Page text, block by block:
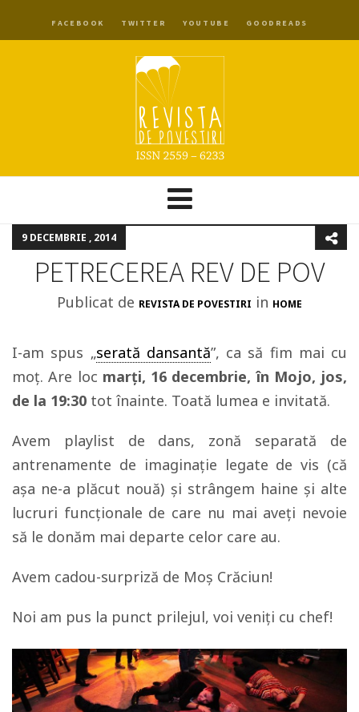
FACEBOOK TWITTER YOUTUBE GOODREADS
9 DECEMBRIE , 2014
PETRECEREA REV DE POV
Publicat de REVISTA DE POVESTIRI in HOME
I-am spus „serată dansantă”, ca să fim mai cu
moț. Are loc marți, 16 decembrie, în Mojo, jos,
de la 19:30 tot înainte. Toată lumea e invitată.
Avem playlist de dans, zonă separată de
antrenamente de imaginație legate de vis (că
așa ne-a plăcut nouă) și strângem haine și alte
lucruri funcționale de care nu mai aveți nevoie
să le donăm mai departe celor care au.
Avem cadou-surpriză de Moș Crăciun!
Noi am pus la punct prilejul, voi veniți cu chef!